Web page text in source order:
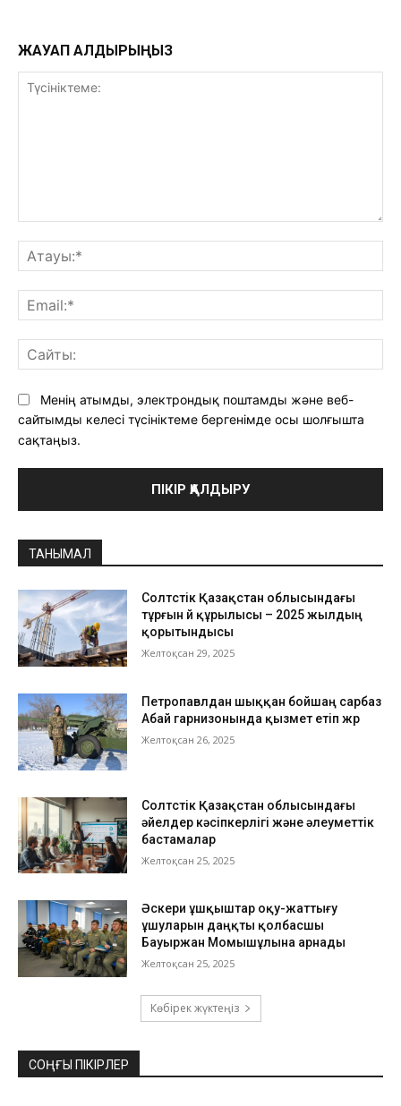
ЖАУАП ҚАЛДЫРЫҢЫЗ
Менің атымды, электрондық поштамды және веб-
сайтымды келесі түсініктеме бергенімде осы шолғышта
сақтаңыз.
ТАНЫМАЛ
Солтүстік Қазақстан облысындағы
тұрғын үй құрылысы – 2025 жылдың
қорытындысы
Желтоқсан 29, 2025
Петропавлдан шыққан бойшаң сарбаз
Абай гарнизонында қызмет етіп жүр
Желтоқсан 26, 2025
Солтүстік Қазақстан облысындағы
әйелдер кәсіпкерлігі және әлеуметтік
бастамалар
Желтоқсан 25, 2025
Әскери ұшқыштар оқу-жаттығу
ұшуларын даңқты қолбасшы
Бауыржан Момышұлына арнады
Желтоқсан 25, 2025
Көбірек жүктеңіз
СОҢҒЫ ПІКІРЛЕР